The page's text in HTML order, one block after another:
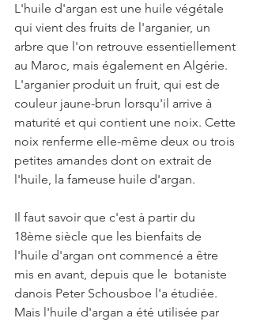
L'huile d'argan est une huile végétale
qui vient des fruits de l'arganier, un
arbre que l'on retrouve essentiellement
au Maroc, mais également en Algérie.
L'arganier produit un fruit, qui est de
couleur jaune-brun lorsqu'il arrive à
maturité et qui contient une noix. Cette
noix renferme elle-même deux ou trois
petites amandes dont on extrait de
l'huile, la fameuse huile d'argan.
Il faut savoir que c'est à partir du
18ème siècle que les bienfaits de
l'huile d'argan ont commencé a être
mis en avant, depuis que le  botaniste
danois Peter Schousboe l'a étudiée.
Mais l'huile d'argan a été utilisée par